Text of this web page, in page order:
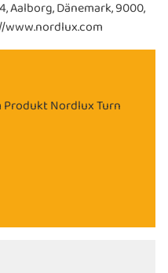
Aalborg, Dänemark, 9000,
Produkt Nordlux Turn